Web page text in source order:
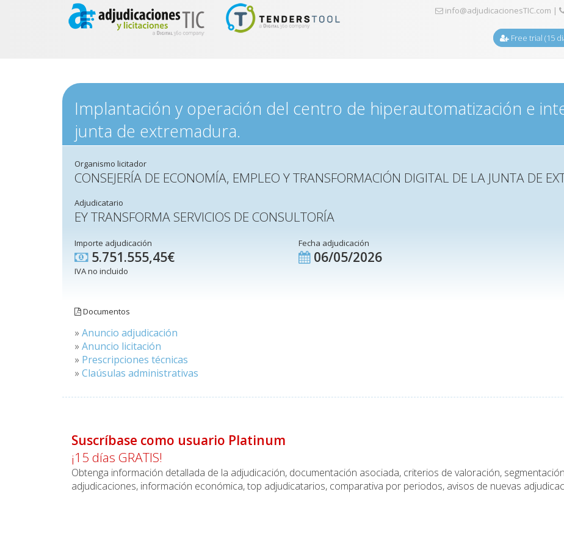
info@adjudicacionesTIC.com |
Free trial (15
Implantación y operación del centro de hiperautomatización e
junta de extremadura.
Organismo licitador
CONSEJERÍA DE ECONOMÍA, EMPLEO Y TRANSFORMACIÓN DIGITAL DE LA JUNTA DE
Adjudicatario
EY TRANSFORMA SERVICIOS DE CONSULTORÍA
Importe adjudicación
5.751.555,45€
IVA no incluido
Fecha adjudicación
06/05/2026
Documentos
» Anuncio adjudicación
» Anuncio licitación
» Prescripciones técnicas
» Claúsulas administrativas
Suscríbase como usuario Platinum
¡15 días GRATIS!
Obtenga información detallada de la adjudicación, documentación asociada, criterios de valoración,
adjudicaciones, información económica, top adjudicatarios, comparativa por periodos, avisos de nuevas